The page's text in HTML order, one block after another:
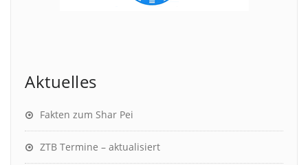
Aktuelles
Fakten zum Shar Pei
ZTB Termine – aktualisiert